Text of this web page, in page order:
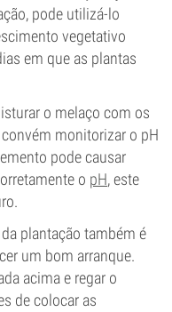
pode utilizá-lo
vegetativo
em que as plantas
o melaço com os
monitorizar o pH
pode causar
o pH, este
plantação também é
um bom arranque.
acima e regar o
de colocar as